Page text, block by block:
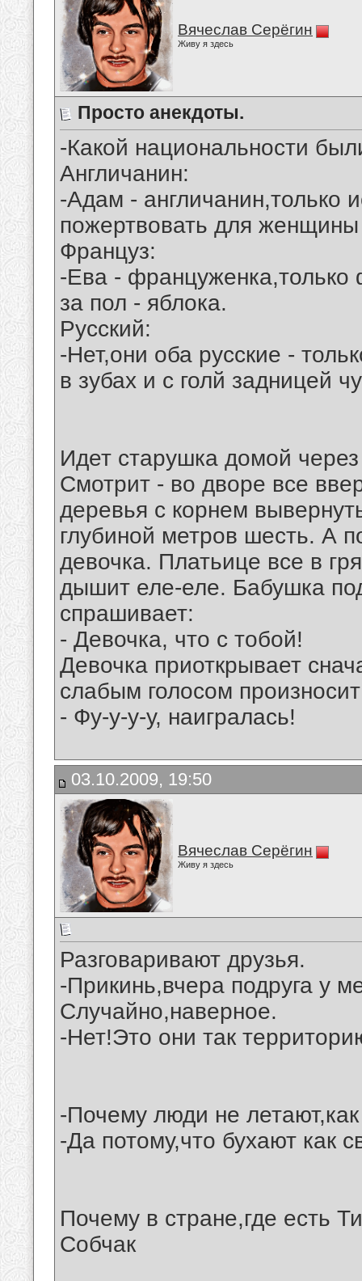
Вячеслав Серёгин
Живу я здесь
Просто анекдоты.
-Какой национальности
Англичанин:
-Адам - англичанин,только
пожертвовать для
Француз:
-Ева - француженка,только
за пол - яблока.
Русский:
-Нет,они оба русские -
в зубах и с голй задницей
Идет старушка домой
Смотрит - во дворе все
деревья с корнем
глубиной метров шесть. А
девочка. Платьице все в
дышит еле-еле. Бабушка
спрашивает:
- Девочка, что с тобой!
Девочка приоткрывает
слабым голосом
- Фу-у-у-у, наигралась!
03.10.2009, 19:50
Вячеслав Серёгин
Живу я здесь
Разговаривают друзья.
-Прикинь,вчера подруга у
Случайно,наверное.
-Нет!Это они так
-Почему люди не
-Да потому,что бухают как
Почему в стране,где есть
Собчак